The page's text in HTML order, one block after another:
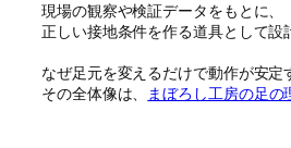
現場の観察や検証データをもとに、
正しい接地条件を作る道具として設
なぜ足元を変えるだけで動作が安定
その全体像は、
まぼろし工房の足の